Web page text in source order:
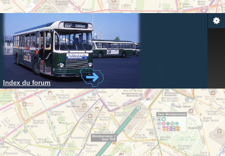
Index du forum